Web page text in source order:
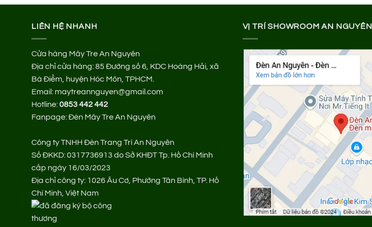
LIÊN HỆ NHANH
Cửa hàng Mây Tre An Nguyên
Địa chỉ cửa hàng:85 Đường số 6, KDC Hoàng Hải, xã
Bà Điểm, huyện Hóc Môn, TPHCM.
Email: maytreannguyen@gmail.com
Hotline:0853 442 442
Fanpage:Đèn Mây Tre An Nguyên
Công ty TNHH Đèn Trang Trí An Nguyên
Số ĐKKD: 0317736913 do Sở KHĐT Tp. Hồ Chí Minh
cấp ngày 16/03/2023
Địa chỉ công ty: 1026 Âu Cơ, Phường Tân Bình, TP. Hồ
Chí Minh, Việt Nam
VỊ TRÍ SHOWROOM AN NGUYÊN